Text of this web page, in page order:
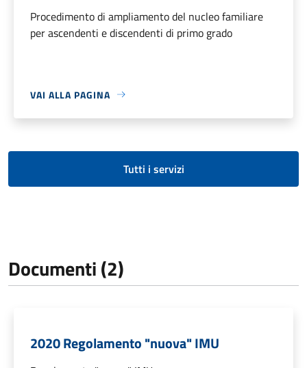
Procedimento di ampliamento del nucleo familiare
per ascendenti e discendenti di primo grado
VAI ALLA PAGINA
Tutti i servizi
Documenti (2)
2020 Regolamento "nuova" IMU